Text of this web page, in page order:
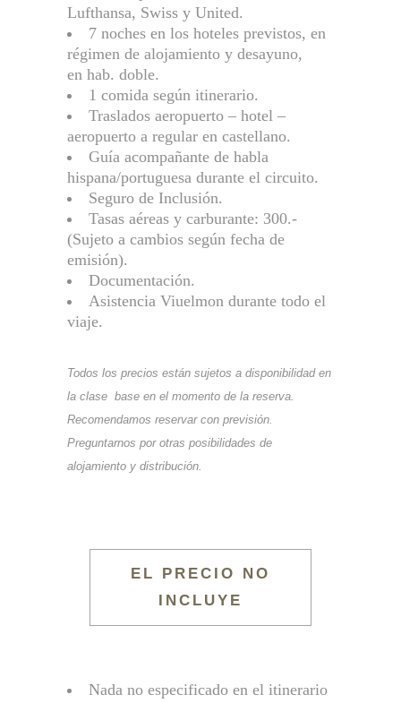
Lufthansa, Swiss y United.
7 noches en los hoteles previstos, en
régimen de alojamiento y desayuno,
en hab. doble.
1 comida según itinerario.
Traslados aeropuerto – hotel –
aeropuerto a regular en castellano.
Guía acompañante de habla
hispana/portuguesa durante el circuito.
Seguro de Inclusión.
Tasas aéreas y carburante: 300.-
(Sujeto a cambios según fecha de
emisión).
Documentación.
Asistencia Viuelmon durante todo el
viaje.
Todos los precios están sujetos a disponibilidad en
la clase base en el momento de la reserva.
Recomendamos reservar con previsión.
Preguntarnos por otras posibilidades de
alojamiento y distribución.
EL PRECIO NO
INCLUYE
Nada no especificado en el itinerario